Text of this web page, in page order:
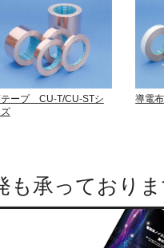
ープ CU-T/CU-STシ
導電
も承っており